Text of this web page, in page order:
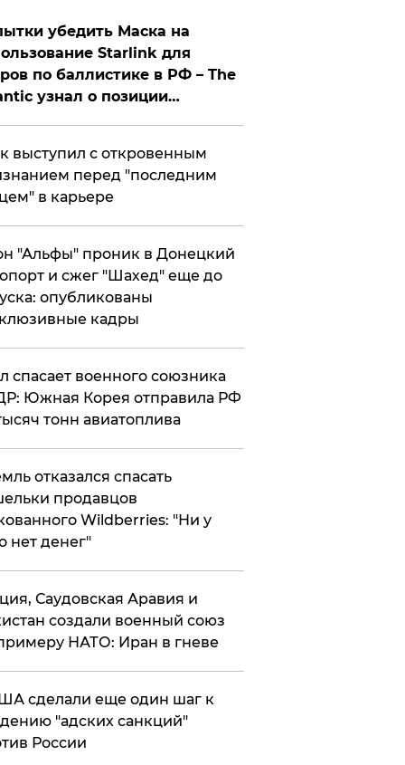
убедить Маска на
Starlink для
по баллистике в РФ – The
узнал о позиции
выступил с откровенным
перед "последним
в карьере
"Альфы" проник в Донецкий
и сжег "Шахед" еще до
опубликованы
кадры
спасает военного союзника
Южная Корея отправила РФ
тонн авиатоплива
отказался спасать
продавцов
Wildberries: "Ни у
нет денег"
Саудовская Аравия и
создали военный союз
НАТО: Иран в гневе
сделали еще один шаг к
"адских санкций"
России